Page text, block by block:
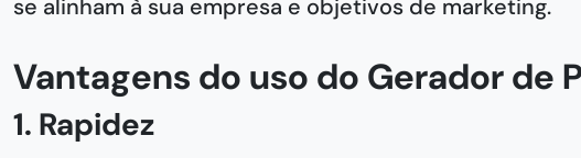
se alinham à sua empresa e objetivos de marketing.
Vantagens do uso do Gerador de
1. Rapidez